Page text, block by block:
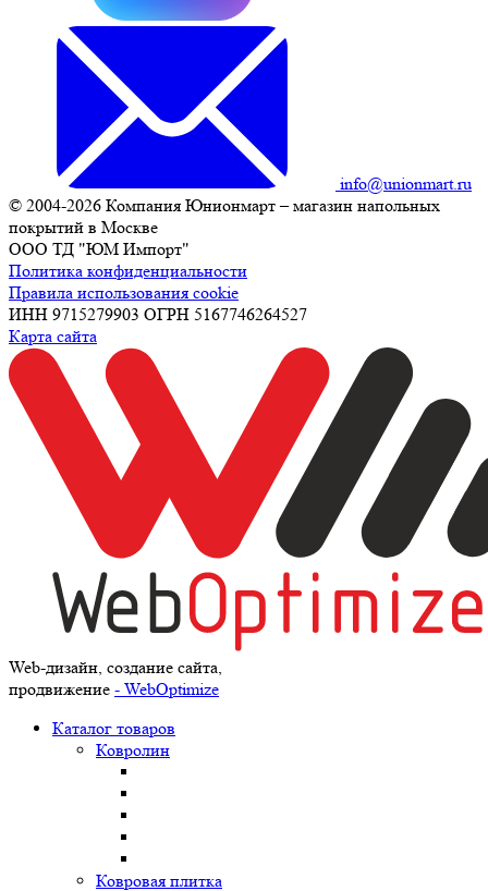
info@unionmart.ru
© 2004-2026 Компания Юнионмарт – магазин напольных
покрытий в Москве
ООО ТД "ЮМ Импорт"
Политика конфиденциальности
Правила использования cookie
ИНН 9715279903 ОГРН 5167746264527
Карта сайта
Web-дизайн, создание сайта,
продвижение - WebOptimize
Каталог товаров
Ковролин
Ковровая плитка